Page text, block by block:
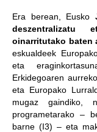
Era berean, Eusko
deszentralizatu
oinarritutako baten
eskualdeek
eta
Erkidegoaren
eta Europako
mugaz gaindiko,
programetarako –
barne (I3) – eta